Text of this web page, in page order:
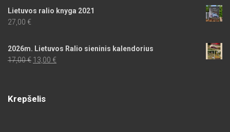
Lietuvos ralio knyga 2021
27,00 €
2026m. Lietuvos Ralio sieninis kalendorius
17,00€ Original
13,00 €Current
Krepšelis